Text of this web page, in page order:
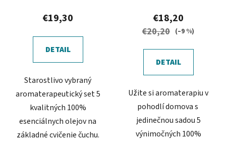
€19,30
DETAIL
Starostlivo vybraný
aromaterapeutický set 5
kvalitných 100%
esenciálnych olejov na
základné cvičenie čuchu.
€18,20
€20,20 (–9 %)
DETAIL
Užite si aromaterapiu v
pohodlí domova s ​​
jedinečnou sadou 5
výnimočných 100%